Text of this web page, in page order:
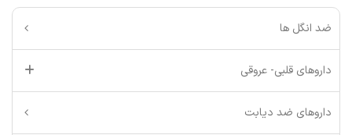
ضد انگل ها
داروهای قلبی- عروقی
داروهای ضد دیابت